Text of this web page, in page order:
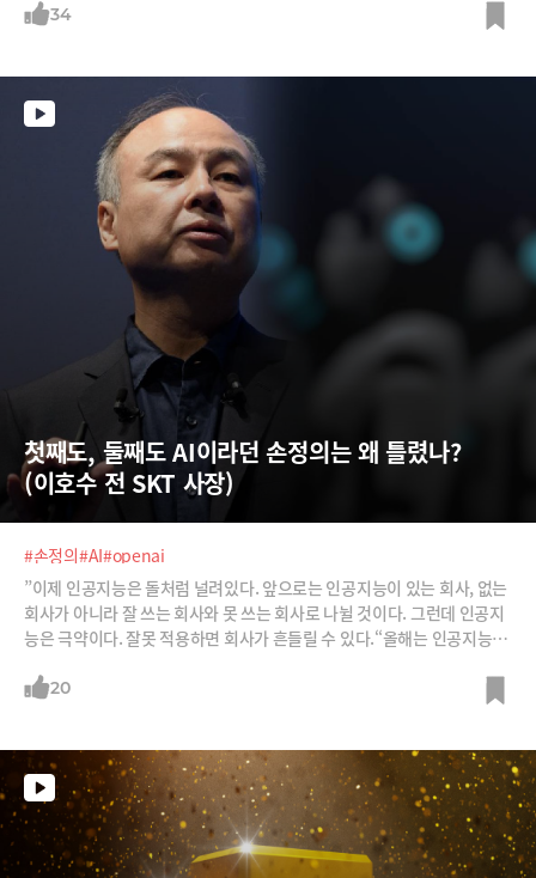
있을까요? 아니면 무임승차일 뿐일까요?
34
첫째도, 둘째도 AI이라던 손정의는 왜 틀렸나?
(이호수 전 SKT 사장)
#손정의#AI#openai
”이제 인공지능은 돌처럼 널려있다. 앞으로는 인공지능이 있는 회사, 없는
회사가 아니라 잘 쓰는 회사와 못 쓰는 회사로 나뉠 것이다. 그런데 인공지
능은 극약이다. 잘못 적용하면 회사가 흔들릴 수 있다.“올해는 인공지능의
기반의 챗GPT 등 제너러티브(generative) AI가 선풍적 관심을 끈 데이어
면서 구글 검색엔진의 향배도 관심이죠. 더욱이 ‘AI Everywhere’라는 말
처럼 AI가 모든 기기, 서비스에 스며들고 있습니다. 이제는 AI가 있는 것이
차별화 포인트가 아닌 디폴트가 되고 있습니다.그래서 한국 AI 1세대인 이
호수 전 SKT 사장을 모셨습니다. IBM왓슨 시절부터 삼성전자, SK 등 한국
AI사의 산증인입니다. AI를 적용하려는 기업에
20